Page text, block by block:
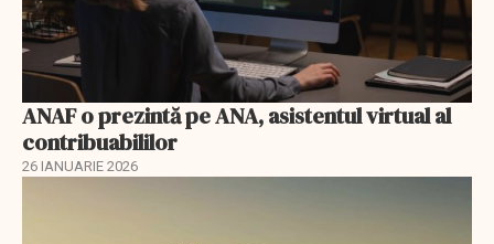
ANAF o prezintă pe ANA, asistentul virtual al
contribuabililor
26 IANUARIE 2026